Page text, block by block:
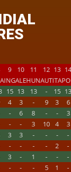
9 10 11 12 13
INGALEHUNAUTITA
15 13 13 - 15
4 3 - 9 3
6
- 6 8 - -
3
- - 3 10 4
3
3 3 - - -
-
- - - - 2
-
3 - 1 - -
-
- - - 5 1
-